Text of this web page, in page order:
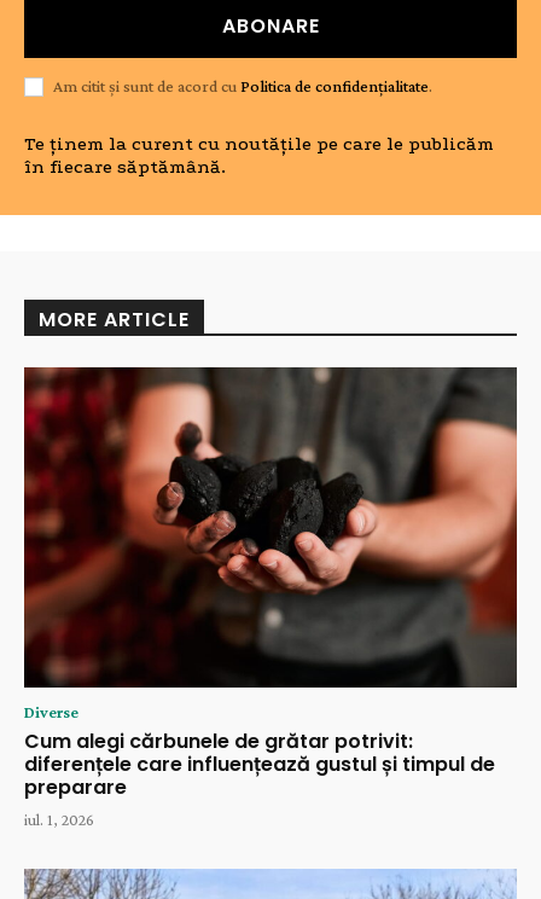
ABONARE
Am citit și sunt de acord cuPolitica de confidențialitate.
Te ținem la curent cu noutățile pe care le publicăm
în fiecare săptămână.
MORE ARTICLE
Diverse
Cum alegi cărbunele de grătar potrivit:
diferențele care influențează gustul și timpul de
preparare
iul. 1, 2026